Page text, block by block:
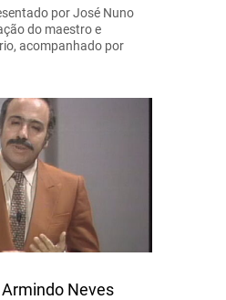
por José Nuno
do maestro e
acompanhado por
Neves